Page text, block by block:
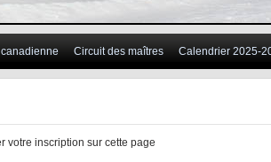
Circuit des maîtres Calendrier 2025-
votre inscription sur cette page